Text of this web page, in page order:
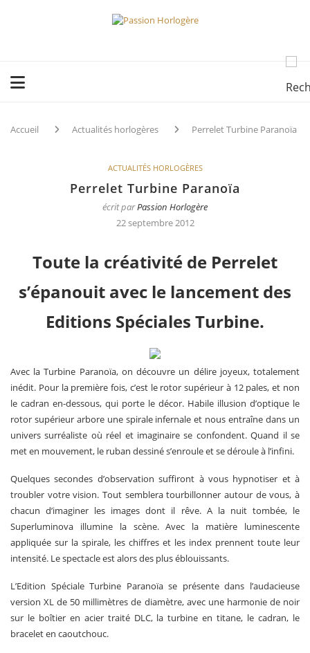
Accueil Actualités horlogères Perrelet Turbine Paranoïa
ACTUALITÉS HORLOGÈRES
Perrelet Turbine Paranoïa
écrit parPassion Horlogère
22 septembre 2012
Toute la créativité de Perrelet
s’épanouit avec le lancement des
Editions Spéciales Turbine.
Avec la Turbine Paranoïa, on découvre un délire joyeux, totalement
inédit. Pour la première fois, c’est le rotor supérieur à 12 pales, et non
le cadran en-dessous, qui porte le décor. Habile illusion d’optique le
rotor supérieur arbore une spirale infernale et nous entraîne dans un
univers surréaliste où réel et imaginaire se confondent. Quand il se
met en mouvement, le ruban dessiné s’enroule et se déroule à l’infini.
Quelques secondes d’observation suffiront à vous hypnotiser et à
troubler votre vision. Tout semblera tourbillonner autour de vous, à
chacun d’imaginer les images dont il rêve. A la nuit tombée, le
Superluminova illumine la scène. Avec la matière luminescente
appliquée sur la spirale, les chiffres et les index prennent toute leur
intensité. Le spectacle est alors des plus éblouissants.
L’Edition Spéciale Turbine Paranoïa se présente dans l’audacieuse
version XL de 50 millimètres de diamètre, avec une harmonie de noir
sur le boîtier en acier traité DLC, la turbine en titane, le cadran, le
bracelet en caoutchouc.